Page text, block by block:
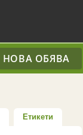
НОВА ОБЯВА
Етикети